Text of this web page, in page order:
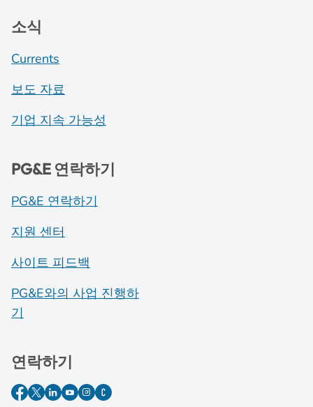
소식
Currents
보도 자료
기업 지속 가능성
PG&E 연락하기
PG&E 연락하기
지원 센터
사이트 피드백
PG&E와의 사업 진행하
기
연락하기